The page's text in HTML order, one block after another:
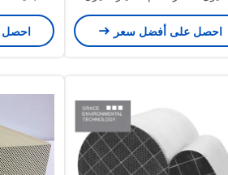
Dpf تجديد لمولد السفن
احصل على أفضل سعر